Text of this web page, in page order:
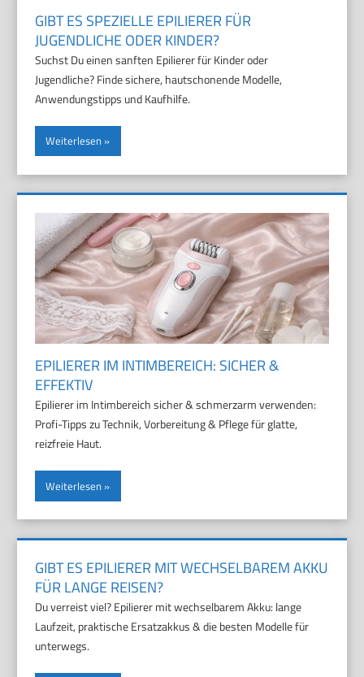
GIBT ES SPEZIELLE EPILIERER FÜR
JUGENDLICHE ODER KINDER?
Suchst Du einen sanften Epilierer für Kinder oder
Jugendliche? Finde sichere, hautschonende Modelle,
Anwendungstipps und Kaufhilfe.
Weiterlesen
EPILIERER IM INTIMBEREICH: SICHER &
EFFEKTIV
Epilierer im Intimbereich sicher & schmerzarm verwenden:
Profi-Tipps zu Technik, Vorbereitung & Pflege für glatte,
reizfreie Haut.
Weiterlesen
GIBT ES EPILIERER MIT WECHSELBAREM AKKU
FÜR LANGE REISEN?
Du verreist viel? Epilierer mit wechselbarem Akku: lange
Laufzeit, praktische Ersatzakkus & die besten Modelle für
unterwegs.